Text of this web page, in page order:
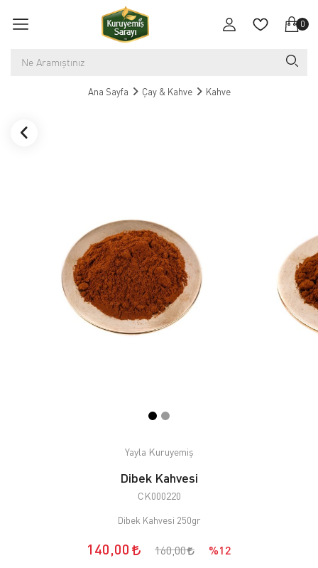
0
Ana Sayfa Çay & Kahve Kahve
Yayla Kuruyemiş
Dibek Kahvesi
CK000220
Dibek Kahvesi 250gr
140,00 160,00 %12